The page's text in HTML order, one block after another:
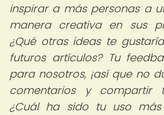
inspirar a más personas a
manera creativa en sus
¿Qué otras ideas te
futuros artículos? Tu
para nosotros, ¡así que no
comentarios y compartir
¿Cuál ha sido tu uso